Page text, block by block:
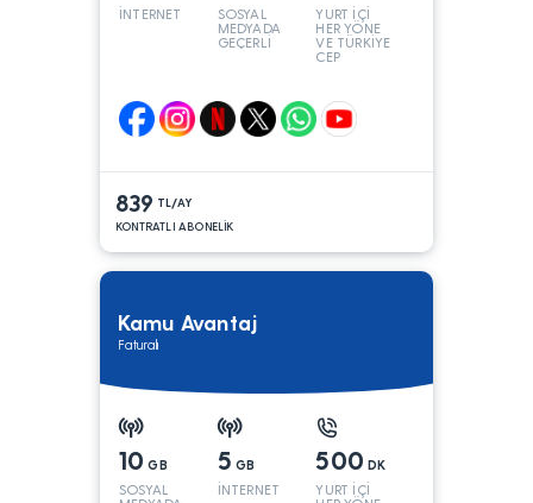
İNTERNET
SOSYAL
MEDYADA
GEÇERLİ
YURT İÇİ
HER YÖNE
VE TÜRKİYE
CEP
839 TL/AY
KONTRATLI ABONELİK
Kamu Avantaj
Faturalı
10 GB
SOSYAL
5 GB
İNTERNET
500 DK
YURT İÇİ